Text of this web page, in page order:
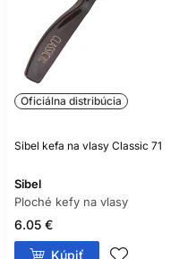
Oficiálna distribúcia
Sibel kefa na vlasy Classic 71
Sibel
Ploché kefy na vlasy
6.05 €
Kúpiť